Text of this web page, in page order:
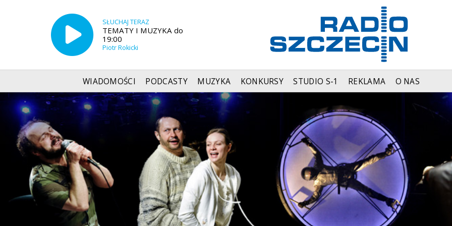
SŁUCHAJ TERAZ
TEMATY I MUZYKA do
19:00
Piotr Rokicki
WIADOMOŚCI PODCASTY MUZYKA KONKURSY STUDIO S-1 REKLAMA O NAS